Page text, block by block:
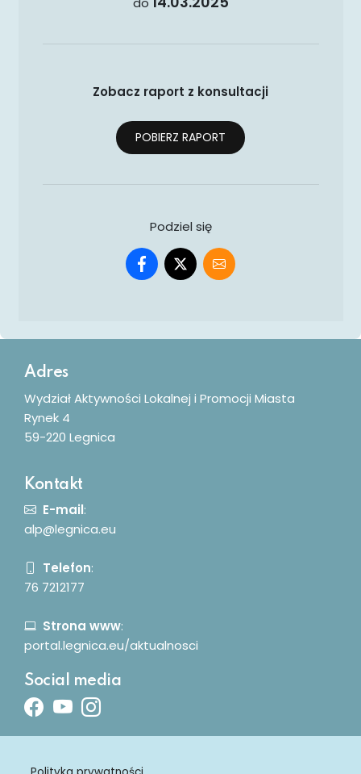
Zobacz raport z konsultacji
POBIERZ RAPORT
Podziel się
Adres
Wydział Aktywności Lokalnej i Promocji Miasta
Rynek 4
59-220 Legnica
Kontakt
E-mail:
alp@legnica.eu
Telefon:
76 7212177
Strona www:
portal.legnica.eu/aktualnosci
Social media
FacebookYoutubeInstagram